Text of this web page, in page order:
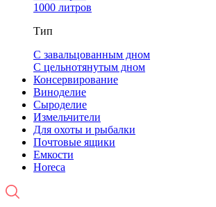
1000 литров
Тип
С завальцованным дном
С цельнотянутым дном
Консервирование
Виноделие
Сыроделие
Измельчители
Для охоты и рыбалки
Почтовые ящики
Емкости
Horeca